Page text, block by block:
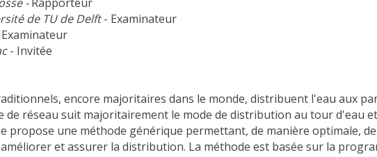
de TU de Delft- Examinateur
- Invitée
encore majoritaires dans le monde, distribuent l'eau aux
de réseau suit majoritairement le mode de distribution au tour d'eau
propose une méthode générique permettant, de manière optimale,
et assurer la distribution. La méthode est basée sur la